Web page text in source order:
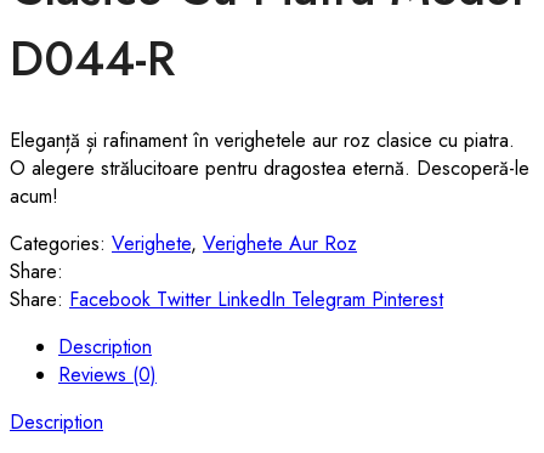
D044-R
Eleganță și rafinament în verighetele aur roz clasice cu piatra.
O alegere strălucitoare pentru dragostea eternă. Descoperă-le
acum!
Categories: Verighete, Verighete Aur Roz
Share:
Share: Facebook Twitter LinkedIn Telegram Pinterest
Description
Reviews (0)
Description